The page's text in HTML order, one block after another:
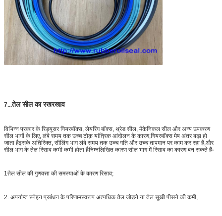
7...तेल सील का रखरखाव
विभिन्न प्रकार के रिड्यूसर गियरबॉक्स, लेयरिंग बॉक्स, थ्रेड सील, मैकेनिकल सील और अन्य उपकरण
सील भागों के लिए, लंबे समय तक उच्च टोक़ यांत्रिक आंदोलन के कारण,गियरबॉक्स मेष अंतर बड़ा हो
जाता हैइसके अतिरिक्त, सीलिंग भाग लंबे समय तक उच्च गति और उच्च तापमान पर काम कर रहा है,और
सील भाग के तेल रिसाव कभी कभी होता हैनिम्नलिखित कारण सील भाग में रिसाव का कारण बन सकते हैंः
1तेल सील की गुणवत्ता की समस्याओं के कारण रिसाव;
2. अपर्याप्त स्नेहन प्रबंधन के परिणामस्वरूप अत्यधिक तेल जोड़ने या तेल सूखी पीसने की कमी;